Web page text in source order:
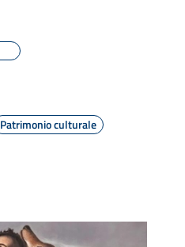
Patrimonio culturale